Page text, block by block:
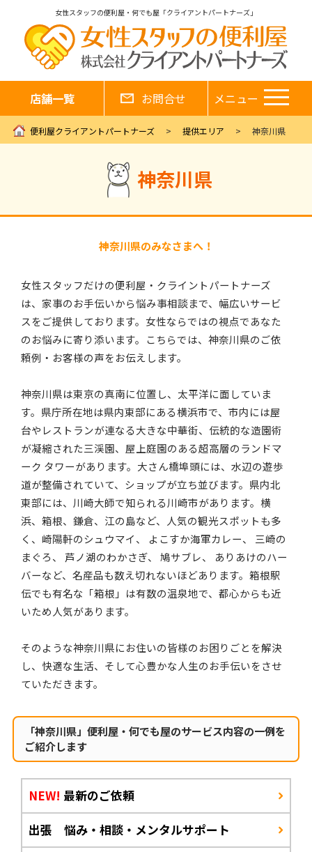
女性スタッフの便利屋・何でも屋「クライアントパートナーズ」
店舗一覧 お問合せ メニュー
便利屋クライアントパートナーズ 提供エリア 神奈川県
神奈川県
神奈川県のみなさまへ！
女性スタッフだけの便利屋・クライントパートナーズ
は、家事のお手伝いから悩み事相談まで、幅広いサービ
スをご提供しております。女性ならではの視点であなた
のお悩みに寄り添います。こちらでは、神奈川県のご依
頼例・お客様の声をお伝えします。
神奈川県は東京の真南に位置し、太平洋に面していま
す。県庁所在地は県内東部にある横浜市で、市内には屋
台やレストランが連なる大きな中華街、伝統的な造園術
が凝縮された三渓園、屋上庭園のある超高層のランドマ
ーク タワーがあります。大さん橋埠頭には、水辺の遊歩
道が整備されていて、ショップが立ち並びます。県内北
東部には、川崎大師で知られる川崎市があります。横
浜、箱根、鎌倉、江の島など、人気の観光スポットも多
く、崎陽軒のシュウマイ、 よこすか海軍カレー、 三崎の
まぐろ、 芦ノ湖のわかさぎ、 鳩サブレ、 ありあけのハー
バーなど、名産品も数え切れないほどあります。箱根駅
伝でも有名な「箱根」は有数の温泉地で、都心からも近
いため人気があります。
そのような神奈川県にお住いの皆様のお困りごとを解決
し、快適な生活、そして心豊かな人生のお手伝いをさせ
ていただきます。
「神奈川県」便利屋・何でも屋のサービス内容の一例を
ご紹介します
NEW! 最新のご依頼
出張 悩み・相談・メンタルサポート